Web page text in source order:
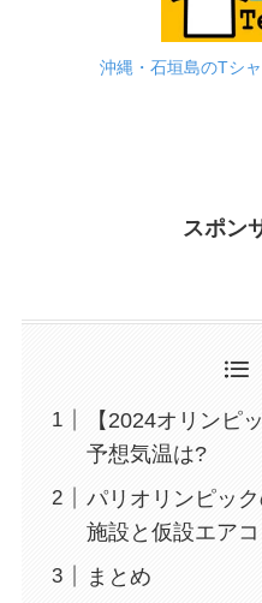
沖縄・石垣島のTシ
スポン
【2024オリンピ
予想気温は?
パリオリンピッ
施設と仮設エア
まとめ